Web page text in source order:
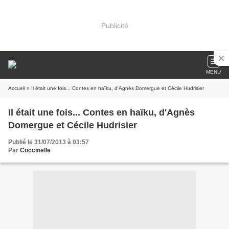
Publicité
MENU
Accueil » Il était une fois... Contes en haïku, d'Agnès Domergue et Cécile Hudrisier
Il était une fois... Contes en haïku, d'Agnès
Domergue et Cécile Hudrisier
Publié le 31/07/2013 à 03:57
Par Coccinelle